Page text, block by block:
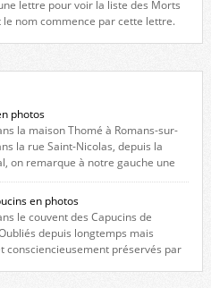
lettre pour voir la liste des Morts
le nom commence par cette lettre.
photos
la maison Thomé à Romans-sur-
la rue Saint-Nicolas, depuis la
on remarque à notre gauche une
deux façades sont ornées de
ces deux étages, on peut voir une
[…]
en photos
le couvent des Capucins de
depuis longtemps mais
consciencieusement préservés par